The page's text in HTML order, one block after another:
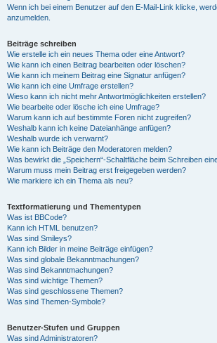
Wenn ich bei einem Benutzer auf den E-Mail-Link klicke,
anzumelden.
Beiträge schreiben
Wie erstelle ich ein neues Thema oder eine Antwort?
Wie kann ich einen Beitrag bearbeiten oder löschen?
Wie kann ich meinem Beitrag eine Signatur anfügen?
Wie kann ich eine Umfrage erstellen?
Wieso kann ich nicht mehr Antwortmöglichkeiten erstellen?
Wie bearbeite oder lösche ich eine Umfrage?
Warum kann ich auf bestimmte Foren nicht zugreifen?
Weshalb kann ich keine Dateianhänge anfügen?
Weshalb wurde ich verwarnt?
Wie kann ich Beiträge den Moderatoren melden?
Was bewirkt die „Speichern“-Schaltfläche beim Schreiben
Warum muss mein Beitrag erst freigegeben werden?
Wie markiere ich ein Thema als neu?
Textformatierung und Thementypen
Was ist BBCode?
Kann ich HTML benutzen?
Was sind Smileys?
Kann ich Bilder in meine Beiträge einfügen?
Was sind globale Bekanntmachungen?
Was sind Bekanntmachungen?
Was sind wichtige Themen?
Was sind geschlossene Themen?
Was sind Themen-Symbole?
Benutzer-Stufen und Gruppen
Was sind Administratoren?